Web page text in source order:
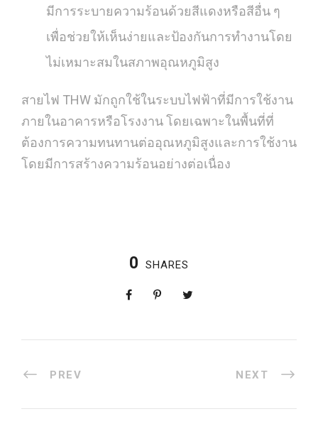
มีการระบายความร้อนด้วยสีแดงหรือสีอื่น ๆ
เพื่อช่วยให้เห็นง่ายและป้องกันการทำงานโดย
ไม่เหมาะสมในสภาพอุณหภูมิสูง
สายไฟ THW มักถูกใช้ในระบบไฟฟ้าที่มีการใช้งาน
ภายในอาคารหรือโรงงาน โดยเฉพาะในพื้นที่ที่
ต้องการความทนทานต่ออุณหภูมิสูงและการใช้งาน
โดยมีการสร้างความร้อนอย่างต่อเนื่อง
0 SHARES
PREV NEXT